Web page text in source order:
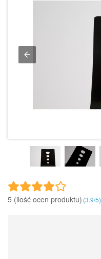
5 (ilość ocen produktu)‎(3.9/5)